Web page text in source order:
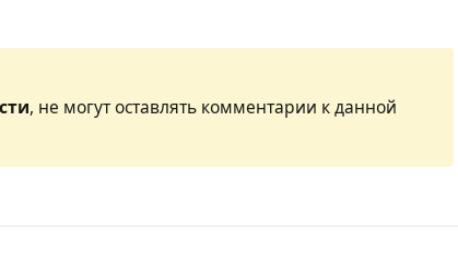
, не могут оставлять комментарии к данной